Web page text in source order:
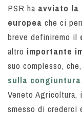
PSR ha avviato la
europea che ci
breve definiremo il
altro importante
suo complesso,
sulla
Veneto
smesso di crederci